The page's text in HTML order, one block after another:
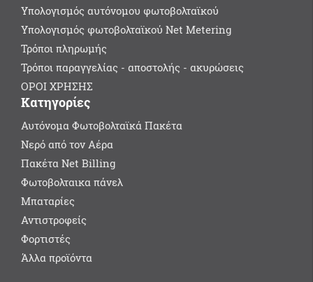
Υπολογισμός αυτόνομου φωτοβολταϊκού
Υπολογισμός φωτοβολταϊκού Net Metering
Τρόποι πληρωμής
Τρόποι παραγγελίας - αποστολής - ακυρώσεις
ΟΡΟΙ ΧΡΗΣΗΣ
Κατηγορίες
Αυτόνομα Φωτοβολταϊκά Πακέτα
Νερό από τον Αέρα
Πακέτα Net Billing
Φωτοβολταικα πάνελ
Μπαταρίες
Αντιστροφείς
Φορτιστές
Άλλα προϊόντα